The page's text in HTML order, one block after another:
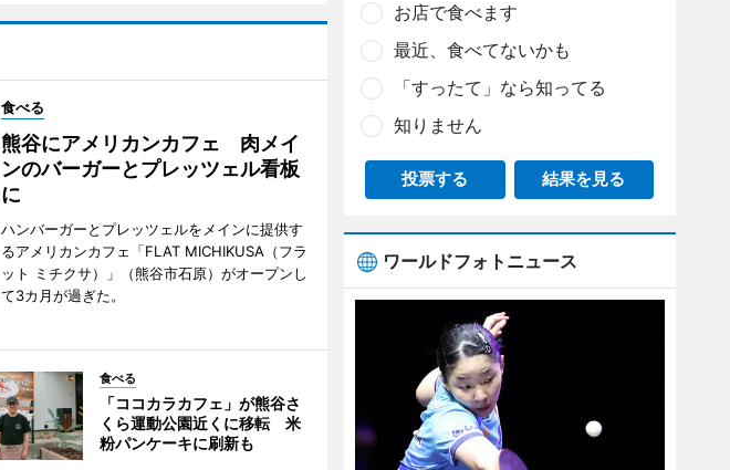
食べる
熊谷にアメリカンカフェ 肉メイ
ンのバーガーとプレッツェル看板
に
ハンバーガーとプレッツェルをメインに提供す
るアメリカンカフェ「FLAT MICHIKUSA（フラ
ット ミチクサ）」（熊谷市石原）がオープンし
て3カ月が過ぎた。
食べる
「ココカラカフェ」が熊谷さ
くら運動公園近くに移転 米
粉パンケーキに刷新も
お店で食べます
最近、食べてないかも
「すったて」なら知ってる
知りません
投票する 結果を見る
ワールドフォトニュース